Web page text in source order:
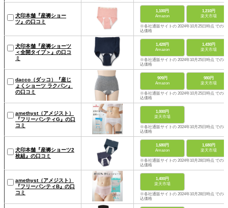
犬印本舗『産褥ショー
ツ』の口コミ
1,100円
Amazon
1,210円
楽天市場
※各社通販サイトの 2024年10月25日時点 での税
込価格
犬印本舗『産褥ショーツ
＜全開タイプ＞』の口コ
ミ
1,428円
Amazon
1,430円
楽天市場
※各社通販サイトの 2024年10月25日時点 での税
込価格
dacco（ダッコ）『産じ
ょくショーツ ラクパン』
の口コミ
909円
Amazon
980円
楽天市場
※各社通販サイトの 2024年10月25日時点 での税
込価格
amethyst（アメジスト）
『フリーパンティG』の口
コミ
1,000円
楽天市場
※各社通販サイトの 2024年10月25日時点 での税
込価格
犬印本舗『産褥ショーツ2
枚組』の口コミ
1,680円
Amazon
1,680円
楽天市場
※各社通販サイトの 2024年10月28日時点 での税
込価格
amethyst（アメジスト）
『フリーパンティB』の口
コミ
1,400円
楽天市場
※各社通販サイトの 2024年10月28日時点 での税
込価格